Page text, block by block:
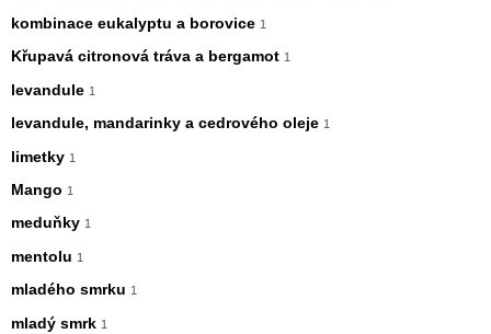
kombinace eukalyptu a borovice 1
Křupavá citronová tráva a bergamot 1
levandule 1
levandule, mandarinky a cedrového oleje 1
limetky 1
Mango 1
meduňky 1
mentolu 1
mladého smrku 1
mladý smrk 1